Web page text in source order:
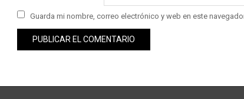
Guarda mi nombre, correo electrónico y web en este